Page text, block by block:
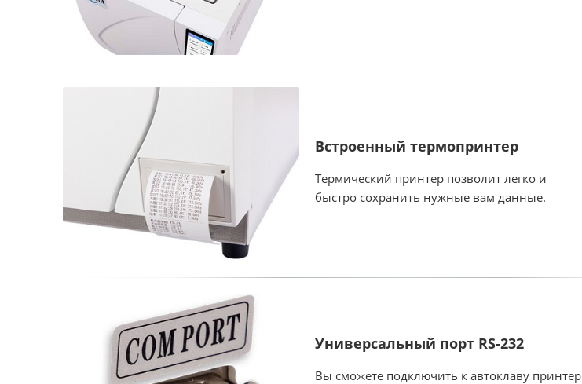
Встроенный термопринтер
Термический принтер позволит легко и
быстро сохранить нужные вам данные.
Универсальный порт RS-232
Вы сможете подключить к автоклаву принтер